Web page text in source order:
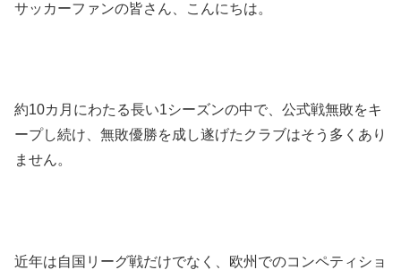
サッカーファンの皆さん、こんにちは。
約10カ月にわたる長い1シーズンの中で、公式戦無敗をキ
ープし続け、無敗優勝を成し遂げたクラブはそう多くあり
ません。
近年は自国リーグ戦だけでなく、欧州でのコンペティショ